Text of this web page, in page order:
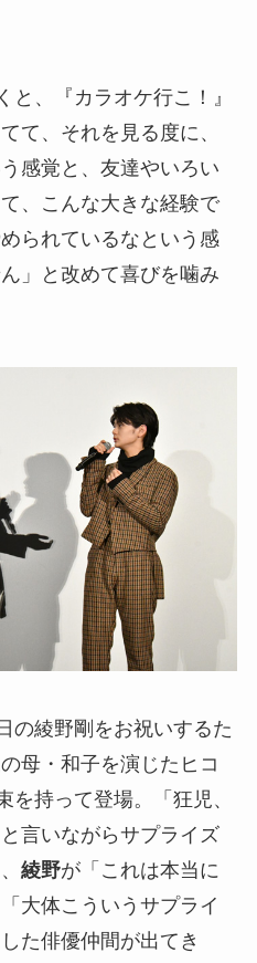
と、『カラオケ行こ！』
て、それを見る度に、
感覚と、友達やいろい
、こんな大きな経験で
られているなという感
」と改めて喜びを噛み
の綾野剛をお祝いするた
母・和子を演じたヒコ
を持って登場。「狂児、
言いながらサプライズ
綾野が「これは本当に
大体こういうサプライ
た俳優仲間が出てき